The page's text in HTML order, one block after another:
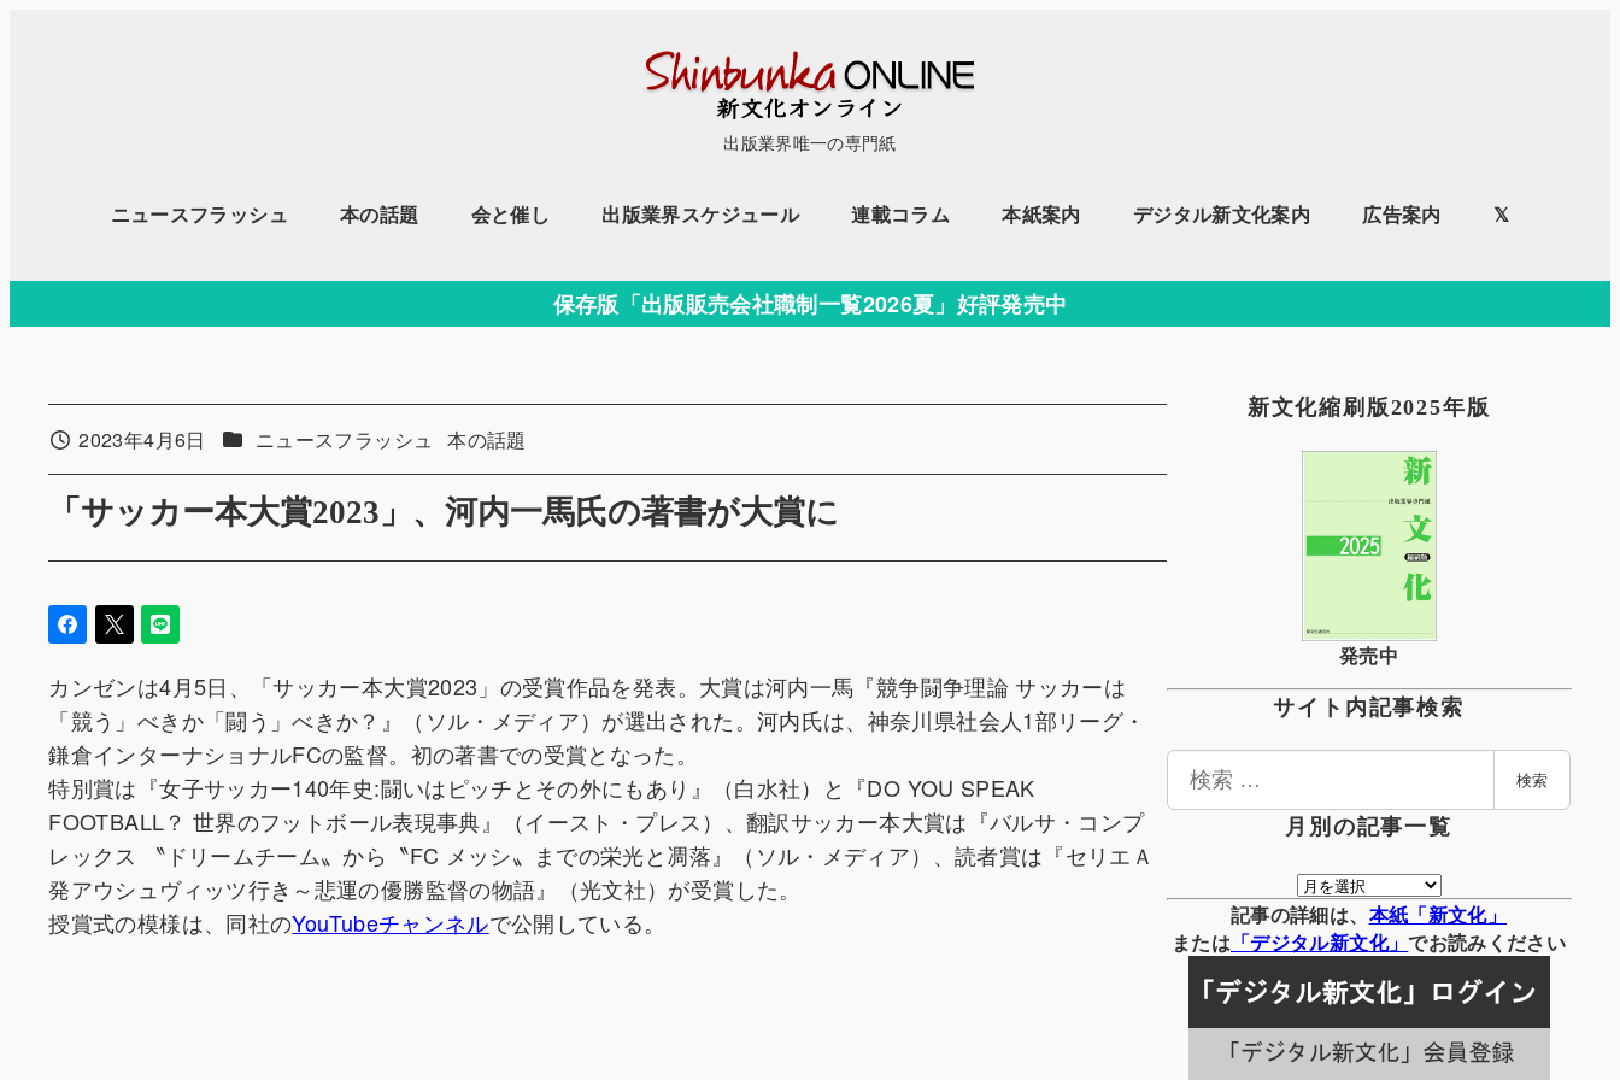
移
出版業界唯一の専門紙
ニュースフラッシュ 本の話題 会と催し 出版業界スケジュール 連載コラム 本紙案内 デジタル新文化案内 広告案内 𝕏
保存版「出版販売会社職制一覧2026夏」好評発売中
「サッカー本大賞2023」、河内一馬氏の著書が大賞に
投稿日2023年4月6日 カテゴリー
ニュースフラッシュ カテゴリー
本の話題
カンゼンは4月5日、「サッカー本大賞2023」の受賞作品を発表。大賞は河内一馬『競争闘争理論 サッカーは
「競う」べきか「闘う」べきか？』（ソル・メディア）が選出された。河内氏は、神奈川県社会人1部リーグ・
鎌倉インターナショナルFCの監督。初の著書での受賞となった。
特別賞は『女子サッカー140年史:闘いはピッチとその外にもあり』（白水社）と『DO YOU SPEAK
FOOTBALL？ 世界のフットボール表現事典』（イースト・プレス）、翻訳サッカー本大賞は『バルサ・コンプ
レックス 〝ドリームチーム〟から〝FC メッシ〟までの栄光と凋落』（ソル・メディア）、読者賞は『セリエＡ
発アウシュヴィッツ行き～悲運の優勝監督の物語』（光文社）が受賞した。
授賞式の模様は、同社のYouTubeチャンネルで公開している。
新文化縮刷版2025年版
発売中
サイト内記事検索
検
検索
月別の記事一覧
月
別
の
事
一
覧
記事の詳細は、 本紙「新文化」
または 「デジタル新文化」でお読みください